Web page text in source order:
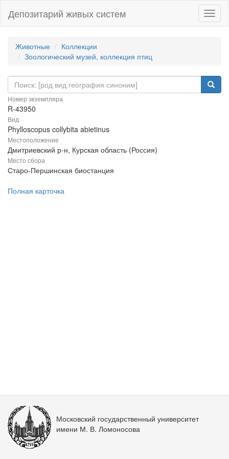
Депозитарий живых систем
Животные
Коллекции
Зоологический музей, коллекция птиц
Номер экземпляра
R-43950
Вид
Phylloscopus collybita abietinus
Местоположение
Дмитриевский р-н, Курская область (Россия)
Место сбора
Старо-Першинская биостанция
Полная карточка
Московский государственный университет
имени М. В. Ломоносова